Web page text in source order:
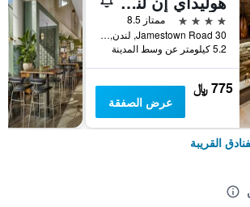
4 نجوم
ممتاز 8.5
30 Jamestown Road, لندن, المملكة المتحدة
5.2 كيلومتر عن وسط المدينة
775 ﷼
عرض الصفقة
القريبة